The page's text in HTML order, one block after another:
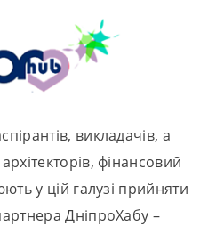
викладачів, а
фінансовий
у цій галузі прийняти
ДніпроХабу –